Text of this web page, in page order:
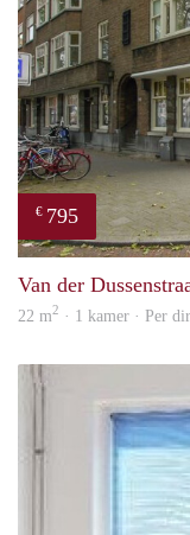
€ 795
Van der
22 m2 · 1 kamer · Per